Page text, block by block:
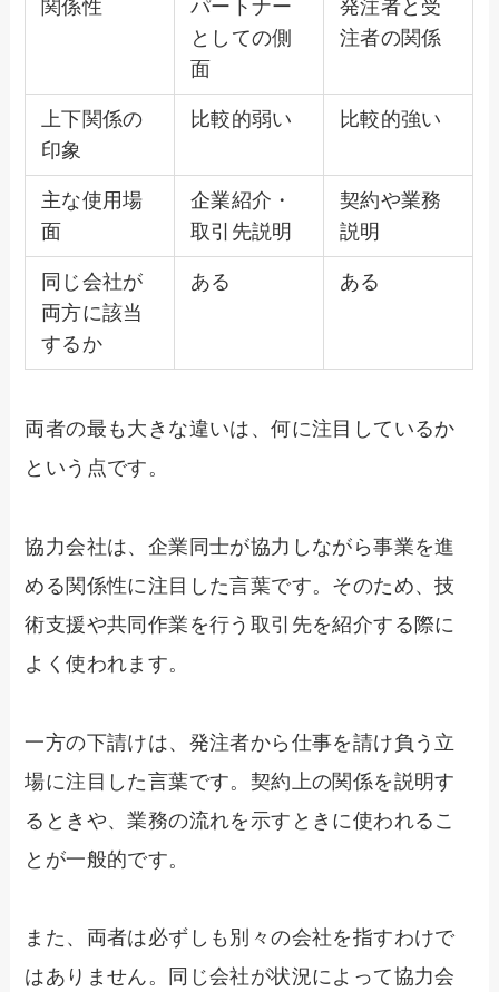
関係性
パートナー
としての側
面
発注者と受
注者の関係
上下関係の
印象
比較的弱い 比較的強い
主な使用場
面
企業紹介・
取引先説明
契約や業務
説明
同じ会社が
両方に該当
するか
ある ある
両者の最も大きな違いは、何に注目しているか
という点です。
協力会社は、企業同士が協力しながら事業を進
める関係性に注目した言葉です。そのため、技
術支援や共同作業を行う取引先を紹介する際に
よく使われます。
一方の下請けは、発注者から仕事を請け負う立
場に注目した言葉です。契約上の関係を説明す
るときや、業務の流れを示すときに使われるこ
とが一般的です。
また、両者は必ずしも別々の会社を指すわけで
はありません。同じ会社が状況によって協力会